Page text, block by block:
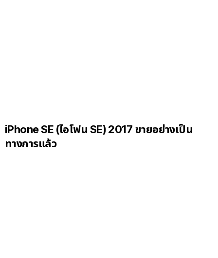
iPhone SE (ไอโฟน SE) 2017 ขายอย่างเป็น
ทางการแล้ว